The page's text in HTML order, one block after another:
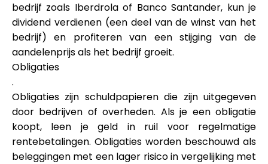
bedrijf zoals Iberdrola of Banco Santander, kun je
dividend verdienen (een deel van de winst van het
bedrijf) en profiteren van een stijging van de
aandelenprijs als het bedrijf groeit.
Obligaties
.
Obligaties zijn schuldpapieren die zijn uitgegeven
door bedrijven of overheden. Als je een obligatie
koopt, leen je geld in ruil voor regelmatige
rentebetalingen. Obligaties worden beschouwd als
beleggingen met een lager risico in vergelijking met